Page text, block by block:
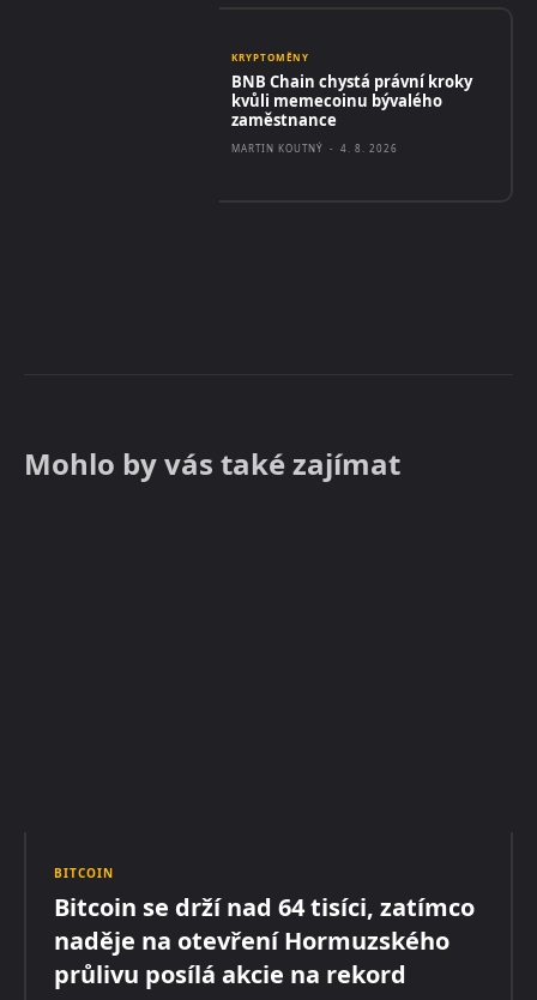
KRYPTOMĚNY
BNB Chain chystá právní kroky
kvůli memecoinu bývalého
zaměstnance
MARTIN KOUTNÝ - 4. 8. 2026
Mohlo by vás také zajímat
BITCOIN
Bitcoin se drží nad 64 tisíci, zatímco
naděje na otevření Hormuzského
průlivu posílá akcie na rekord